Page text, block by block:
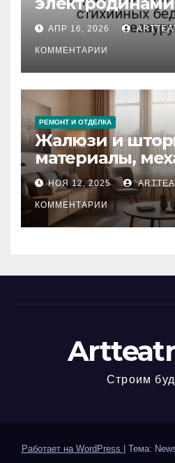
влияние
стихийных
тезауруса
АПР 16, 2026
КОММЕНТАРИИ
РЕМОНТ И ОТДЕЛКА
Жалюзи и
материалы,
управления и
НОЯ 12, 2025
КОММЕНТАРИИ
Строим
Работает на WordPress Тема: